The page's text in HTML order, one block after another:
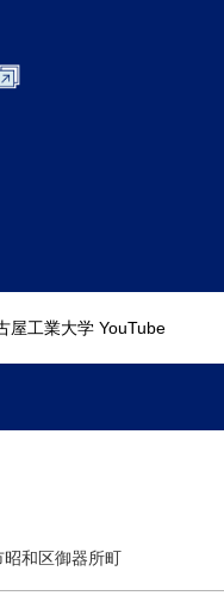
屋工業大学 YouTube
和区御器所町